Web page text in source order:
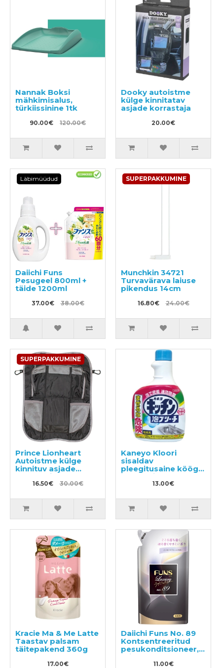
Nannak Boksi
mähkimisalus,
türkiissinine 1tk
90.00€ 120.00€
Dooky autoistme
külge kinnitatav
asjade korrastaja
20.00€
Läbimüüdud
Daiichi Funs
Pesugeel 800ml +
täide 1200ml
37.00€ 38.00€
SUPERPAKKUMINE
Munchkin 34721
Turvavärava laiuse
pikendus 14cm
16.80€ 24.00€
SUPERPAKKUMINE
Prince Lionheart
Autoistme külge
kinnituv asjade
korrastaja
16.50€ 30.00€
Kaneyo Kloori
sisaldav
pleegitusaine köögi
jaoks täide 400ml
13.00€
Kracie Ma & Me Latte
Taastav palsam
täitepakend 360g
17.00€
Daiichi Funs No. 89
Kontsentreeritud
pesukonditsioneer,
täide 480ml
11.00€